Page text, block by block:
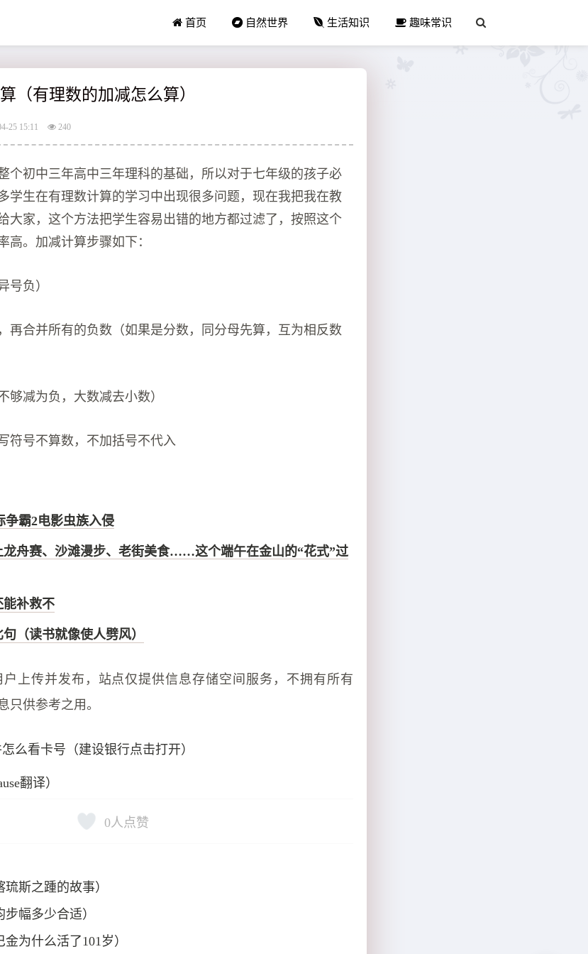
首页 自然世界 生活知识 趣味常识
（有理数的加减怎么算）
25 15:11 240
个初中三年高中三年理科的基础，所以对于七年级的孩子必
学生在有理数计算的学习中出现很多问题，现在我把我在教
大家，这个方法把学生容易出错的地方都过滤了，按照这个
高。加减计算步骤如下：
号负）
再合并所有的负数（如果是分数，同分母先算，互为相反数
够减为负，大数减去小数）
符号不算数，不加括号不代入
争霸2电影虫族入侵
龙舟赛、沙滩漫步、老街美食……这个端午在金山的“花式”过
能补救不
（读书就像使人劈风）
户上传并发布，站点仅提供信息存储空间服务，不拥有所有
只供参考之用。
么看卡号（建设银行点击打开）
翻译）
0人点赞
斯之踵的故事）
幅多少合适）
为什么活了101岁）